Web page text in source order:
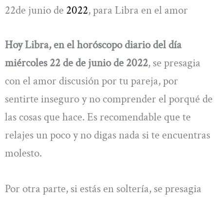
22de junio de 2022, para Libra en el amor
Hoy Libra, en el horóscopo diario del día
miércoles 22 de de junio de 2022, se presagia
con el amor discusión por tu pareja, por
sentirte inseguro y no comprender el porqué de
las cosas que hace. Es recomendable que te
relajes un poco y no digas nada si te encuentras
molesto.
Por otra parte, si estás en soltería, se presagia